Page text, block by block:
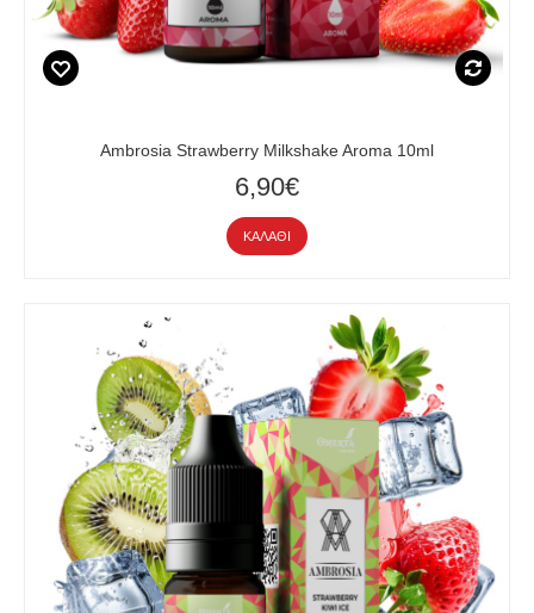
Ambrosia Strawberry Milkshake Aroma 10ml
6,90€
ΚΑΛΆΘΙ